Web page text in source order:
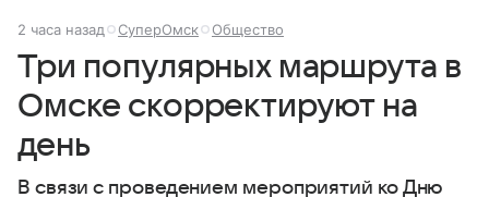
2 часа назад СуперОмск Общество
Три популярных маршрута в
Омске скорректируют на
день
В связи с проведением мероприятий ко Дню